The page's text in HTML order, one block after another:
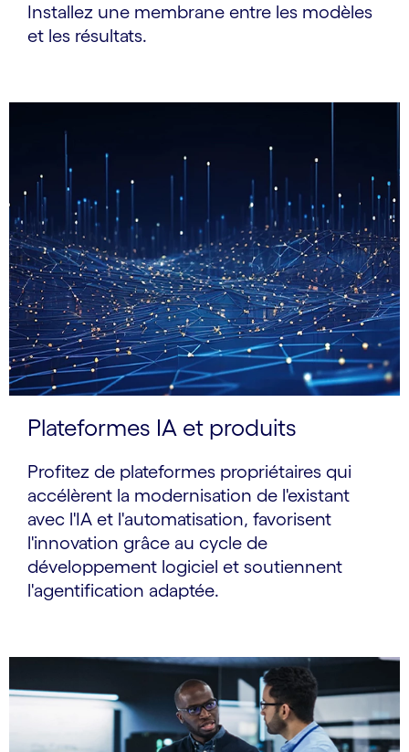
Installez une membrane entre les modèles
et les résultats.
Plateformes IA et produits
Profitez de plateformes propriétaires qui
accélèrent la modernisation de l'existant
avec l'IA et l'automatisation, favorisent
l'innovation grâce au cycle de
développement logiciel et soutiennent
l'agentification adaptée.